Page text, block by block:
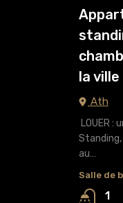
la ville
Ath
LOUER :
au…
Salle de
1